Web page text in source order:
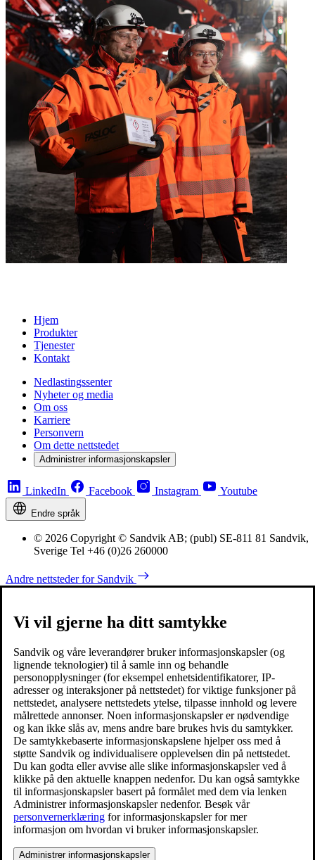
Hjem
Produkter
Tjenester
Kontakt
Nedlastingssenter
Nyheter og media
Om oss
Karriere
Personvern
Om dette nettstedet
Administrer informasjonskapsler
LinkedIn Facebook Instagram Youtube
Endre språk
© 2026 Copyright © Sandvik AB; (publ) SE-811 81 Sandvik,
Sverige Tel +46 (0)26 260000
Andre nettsteder for Sandvik
Vi vil gjerne ha ditt samtykke
Sandvik og våre leverandører bruker informasjonskapsler (og
lignende teknologier) til å samle inn og behandle
personopplysninger (for eksempel enhetsidentifikatorer, IP-
adresser og interaksjoner på nettstedet) for viktige funksjoner på
nettstedet, analysere nettstedets ytelse, tilpasse innhold og levere
målrettede annonser. Noen informasjonskapsler er nødvendige
og kan ikke slås av, mens andre bare brukes hvis du samtykker.
De samtykkebaserte informasjonskapslene hjelper oss med å
støtte Sandvik og individualisere opplevelsen din på nettstedet.
Du kan godta eller avvise alle slike informasjonskapsler ved å
klikke på den aktuelle knappen nedenfor. Du kan også samtykke
til informasjonskapsler basert på formålet med dem via lenken
Administrer informasjonskapsler nedenfor. Besøk vår
personvernerklæring for informasjonskapsler for mer
informasjon om hvordan vi bruker informasjonskapsler.
Administrer informasjonskapsler